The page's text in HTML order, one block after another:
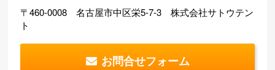
〒460-0008 名古屋市中区栄5-7-3 株式会社サトウテン
ト
お問合せフォーム